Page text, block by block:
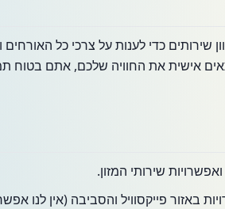
שירותים כדי לענות על צרכי כל
אישית את החוויה שלכם, אתם
שירותי המזון.
פייקסוויל והסביבה (אין לנו